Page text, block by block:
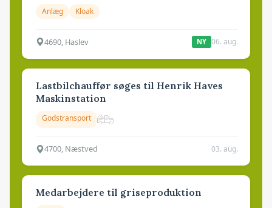
Anlæg Kloak
4690, Haslev NY 06. aug.
Lastbilchauffør søges til Henrik Haves
Maskinstation
Godstransport
4700, Næstved 03. aug.
Medarbejdere til griseproduktion